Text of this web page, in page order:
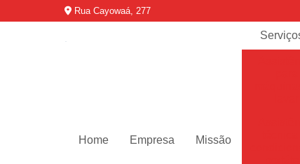
Rua Cayowaá, 277
Home Empresa Missão